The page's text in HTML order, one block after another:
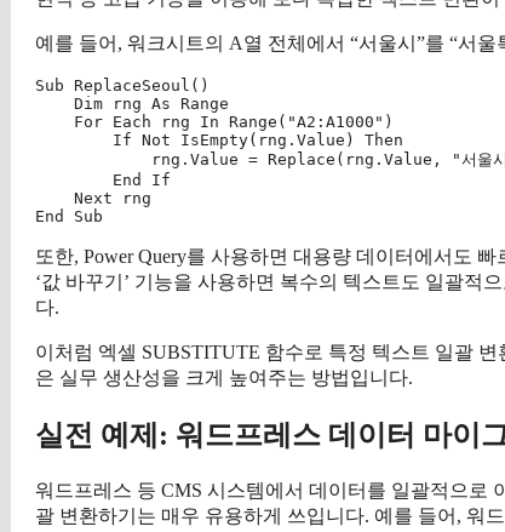
예를 들어, 워크시트의 A열 전체에서 “서울시”를 “서
Sub ReplaceSeoul()
    Dim rng As Range
    For Each rng In Range("A2:A1000")
        If Not IsEmpty(rng.Value) Then
rng.Value = Replace(rng.Value, "서울시
        End If
    Next rng
또한, Power Query를 사용하면 대용량 데이터에서도
‘값 바꾸기’ 기능을 사용하면 복수의 텍스트도 일괄적
다.
이처럼 엑셀 SUBSTITUTE 함수로 특정 텍스트 일괄
은 실무 생산성을 크게 높여주는 방법입니다.
실전 예제: 워드프레스 데이터 마이
워드프레스 등 CMS 시스템에서 데이터를 일괄적으로
괄 변환하기는 매우 유용하게 쓰입니다. 예를 들어, 워